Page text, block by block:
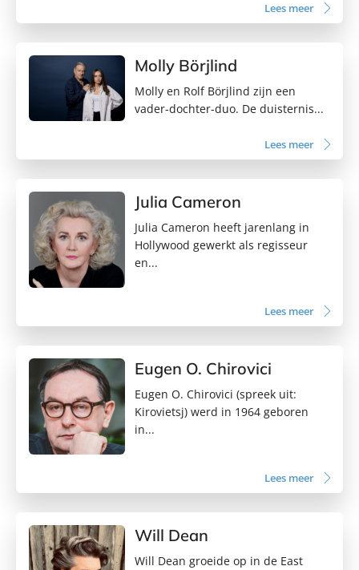
Lees meer
Molly Börjlind
Molly en Rolf Börjlind zijn een
vader-dochter-duo. De duisternis...
Lees meer
Julia Cameron
Julia Cameron heeft jarenlang in
Hollywood gewerkt als regisseur
en...
Lees meer
Eugen O. Chirovici
Eugen O. Chirovici (spreek uit:
Kirovietsj) werd in 1964 geboren
in...
Lees meer
Will Dean
Will Dean groeide op in de East